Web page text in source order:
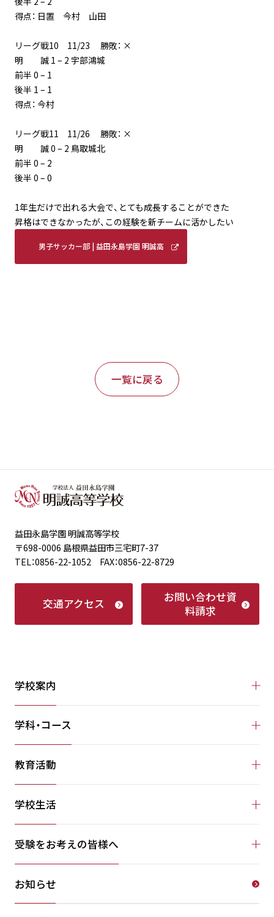
得点： 日置 今村 山田
リーグ戦10 11/23 勝敗： ×
明 誠 1 – 2 宇部鴻城
前半 0 – 1
後半 1 – 1
得点： 今村
リーグ戦11 11/26 勝敗： ×
明 誠 0 – 2 鳥取城北
前半 0 – 2
後半 0 – 0
1年生だけで出れる大会で、とても成長することができた
昇格はできなかったが、この経験を新チームに活かしたい
男子サッカー部 | 益田永島学園 明誠高
一覧に戻る
益田永島学園 明誠高等学校
〒698-0006 島根県益田市三宅町7-37
TEL：0856-22-1052 FAX：0856-22-8729
交通アクセス お問い合わせ資
料請求
学校案内
学科・コース
教育活動
学校生活
受験をお考えの皆様へ
お知らせ